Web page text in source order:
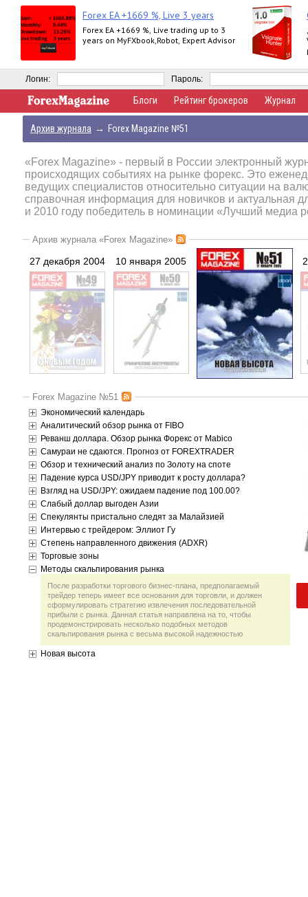
Forex EA +1669 %, Live 3 years
Forex EA +1669 %, Live trading up to 3
years on MyFXbook,Robot, Expert Advisor
Логин: Пароль:
Блоги Рейтинг брокеров Журнал
Архив журнала → Forex Magazine №51
«Forex Magazine» - первый в России электронный
происходящих событиях на рынке форекс. Это
ведущих специалистов относительно ситуации на
справочная информация для новичков и актуальная
и 2010 году победитель в номинации «Лучший медиа
Архив журнала «Forex Magazine»
27 декабря 2004 10 января 2005
Forex Magazine №51
Экономический календарь
Аналитический обзор рынка от FIBO
Реванш доллара. Обзор рынка Форекс от Mabico
Самураи не сдаются. Прогноз от FOREXTRADER
Обзор и технический анализ по Золоту на споте
Падение курса USD/JPY приводит к росту доллара?
Взгляд на USD/JPY: ожидаем падение под 100.00?
Слабый доллар выгоден Азии
Спекулянты пристально следят за Малайзией
Интервью с трейдером: Эллиот Гу
Степень направленного движения (ADXR)
Торговые зоны
Методы скальпирования рынка
После разработки торгового бизнес-плана, предполагаемый
трейдер теперь имеет все основания для торговли, и должен
сформулировать стратегию извлечения последовательной
прибыли с рынка. Данная статья направлена на то, чтобы
продемонстрировать несколько подобных методов
скальпирования рынка с весьма высокой надежностью
Новая высота